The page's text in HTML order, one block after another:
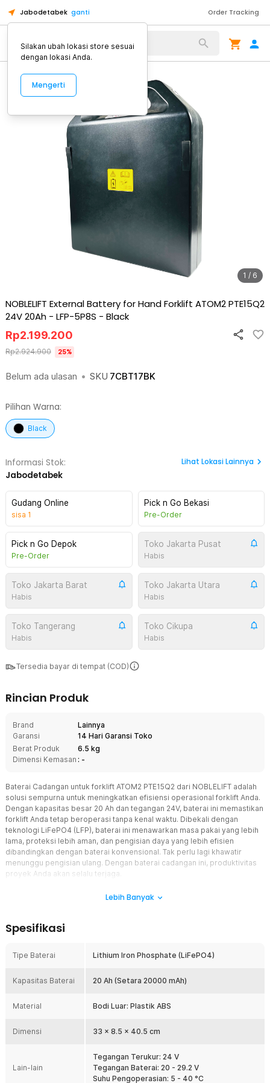
Jabodetabek ganti Order Tracking
Alat Kopi
1 / 6
NOBLELIFT External Battery for Hand Forklift ATOM2 PTE15Q2
24V 20Ah - LFP-5P8S - Black
Belum ada ulasan • SKU 7CBT17BK
Rp2.199.200
Rp2.924.900 25%
Pilihan Warna:
Black
Informasi Stok:
Jabodetabek
Lihat Lokasi Lainnya
Gudang Online
sisa 1
Pick n Go Bekasi
Pre-Order
Pick n Go Depok
Pre-Order
Toko Jakarta Pusat
Habis
Toko Jakarta Barat
Habis
Toko Jakarta Utara
Habis
Toko Tangerang
Habis
Toko Cikupa
Habis
Tersedia bayar di tempat (COD)
Rincian Produk
Brand
Lainnya
Garansi
14 Hari Garansi Toko
Berat Produk
6.5 kg
Dimensi Kemasan : -
Baterai Cadangan untuk forklift ATOM2 PTE15Q2 dari NOBLELIFT adalah
solusi sempurna untuk meningkatkan efisiensi operasional forklift Anda.
Dengan kapasitas besar 20 Ah dan tegangan 24V, baterai ini memastikan
forklift Anda tetap beroperasi tanpa kenal waktu. Dibekali dengan
teknologi LiFePO4 (LFP), baterai ini menawarkan masa pakai yang lebih
lama, proteksi lebih aman, dan pengisian daya yang lebih efisien
dibandingkan dengan baterai konvensional. Tak perlu lagi khawatir
menunggu pengisian ulang. Dengan baterai cadangan ini, produktivitas
proyek Anda akan selalu terjaga.
Dikhususkan untuk electric hand forklift keluaran NOBLELIFT yang
untuk mendukung pekerjaan proyek Anda menjadi lebih efisien.
Tidak perlu menunggu baterai hingga penuh terisi ulang untuk
kedua, forklift Anda mampu beroperasi terus menerus sembari
Kapasitas Besar
sebesar 20 Ah atau setara dengan 20000 mAh dan tegangan
NOBLELIFT. Baterai eksternal ini dapat beroperasi dalam kurun
waktu yang lama dengan biaya pengisian daya yang sangat murah
jika dibandingkan dengan forklift konvensional yang menggunakan
Lebih Banyak
Spesifikasi
Tipe Baterai Lithium Iron Phosphate (LiFePO4)
Kapasitas Baterai 20 Ah (Setara 20000 mAh)
Material Bodi Luar: Plastik ABS
Dimensi 33 x 8.5 x 40.5 cm
Lain-lain
Tegangan Terukur: 24 V
Tegangan Baterai: 20 - 29.2 V
Suhu Pengoperasian: 5 - 40 °C
Silakan ubah lokasi store sesuai
dengan lokasi Anda.
Mengerti